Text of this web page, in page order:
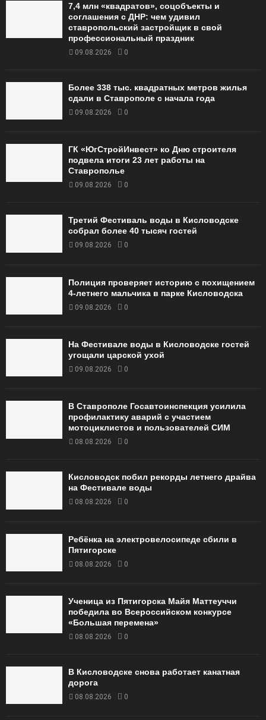
7,4 млн «квадратов», соцобъекты и
соглашения с ДНР: чем удивил
ставропольский застройщик в свой
профессиональный праздник
09.08.2026 0
Более 338 тыс. квадратных метров жилья
сдали в Ставрополе с начала года
09.08.2026 0
ГК «ЮгСтройИнвест» ко Дню строителя
подвела итоги 23 лет работы на
Ставрополье
09.08.2026 0
Третий Фестиваль воды в Кисловодске
собрал более 40 тысяч гостей
09.08.2026 0
Полиция проверяет историю с похищением
4-летнего мальчика в парке Кисловодска
09.08.2026 0
На Фестивале воды в Кисловодске гостей
угощали царской ухой
09.08.2026 0
В Ставрополе Госавтоинспекция усилила
профилактику аварий с участием
мотоциклистов и пользователей СИМ
08.08.2026 0
Кисловодск побил рекорды летнего драйва
на Фестивале воды
08.08.2026 0
Ребёнка на электровелосипеде сбили в
Пятигорске
08.08.2026 0
Ученица из Пятигорска Майя Маттеуччи
победила во Всероссийском конкурсе
«Большая перемена»
08.08.2026 0
В Кисловодске снова работает канатная
дорога
08.08.2026 0